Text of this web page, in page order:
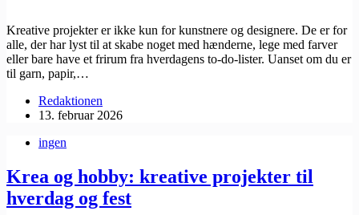
Kreative projekter er ikke kun for kunstnere og designere. De er for
alle, der har lyst til at skabe noget med hænderne, lege med farver
eller bare have et frirum fra hverdagens to-do-lister. Uanset om du er
til garn, papir,…
Redaktionen
13. februar 2026
ingen
Krea og hobby: kreative projekter til
hverdag og fest